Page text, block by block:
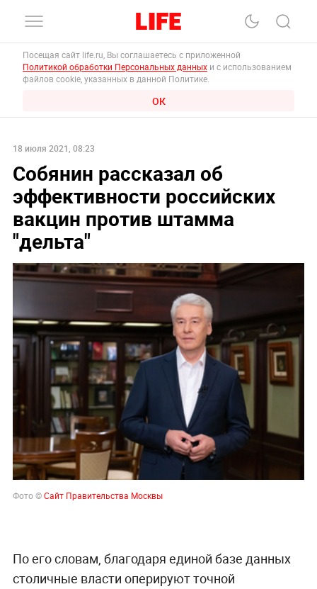
Посещая сайт life.ru, Вы соглашаетесь с приложенной
Политикой обработки Персональных данных и с использованием
файлов cookie, указанных в данной Политике.
ОК
18 июля 2021, 08:23
Собянин рассказал об
эффективности российских
вакцин против штамма
"дельта"
Фото ©Сайт Правительства Москвы
По его словам, благодаря единой базе данных
столичные власти оперируют точной